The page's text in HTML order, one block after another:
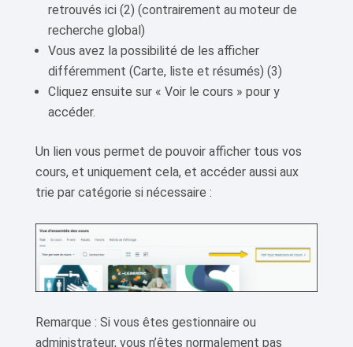
retrouvés ici (2) (contrairement au moteur de
recherche global)
Vous avez la possibilité de les afficher
différemment (Carte, liste et résumés) (3)
Cliquez ensuite sur « Voir le cours » pour y
accéder.
Un lien vous permet de pouvoir afficher tous vos
cours, et uniquement cela, et accéder aussi aux
trie par catégorie si nécessaire :
Remarque : Si vous êtes gestionnaire ou
administrateur, vous n’êtes normalement pas